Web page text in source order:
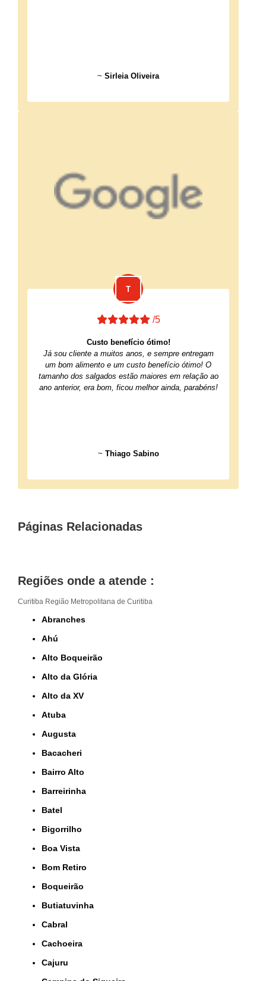
~ Sirleia Oliveira
/5
Custo benefício ótimo!
Já sou cliente a muitos anos, e sempre entregam
um bom alimento e um custo benefício ótimo! O
tamanho dos salgados estão maiores em relação ao
ano anterior, era bom, ficou melhor ainda, parabéns!
~ Thiago Sabino
Páginas Relacionadas
Regiões onde a atende :
Curitiba Região Metropolitana de Curitiba
Abranches
Ahú
Alto Boqueirão
Alto da Glória
Alto da XV
Atuba
Augusta
Bacacheri
Bairro Alto
Barreirinha
Batel
Bigorrilho
Boa Vista
Bom Retiro
Boqueirão
Butiatuvinha
Cabral
Cachoeira
Cajuru